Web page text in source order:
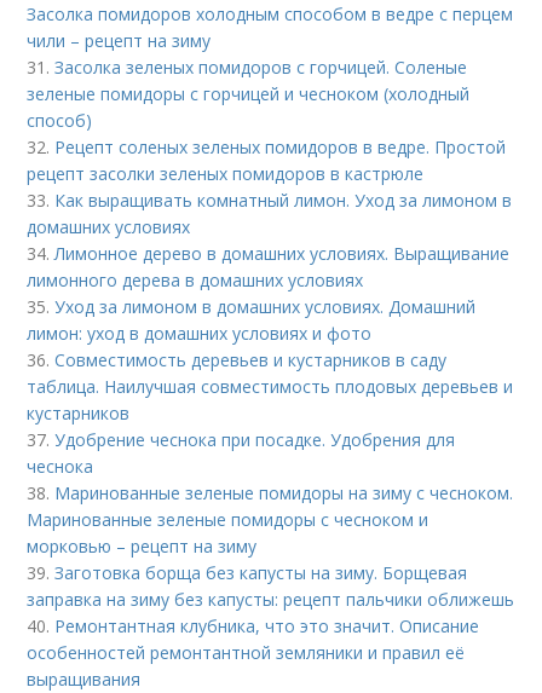
Засолка помидоров холодным способом в ведре с перцем
чили – рецепт на зиму
31.Засолка зеленых помидоров с горчицей. Соленые
зеленые помидоры с горчицей и чесноком (холодный
способ)
32. Рецепт соленых зеленых помидоров в ведре. Простой
рецепт засолки зеленых помидоров в кастрюле
33. Как выращивать комнатный лимон. Уход за лимоном в
домашних условиях
34.Лимонное дерево в домашних условиях. Выращивание
лимонного дерева в домашних условиях
35.Уход за лимоном в домашних условиях. Домашний
лимон: уход в домашних условиях и фото
36.Совместимость деревьев и кустарников в саду
таблица. Наилучшая совместимость плодовых деревьев и
кустарников
37.Удобрение чеснока при посадке. Удобрения для
чеснока
38. Маринованные зеленые помидоры на зиму с чесноком.
Маринованные зеленые помидоры с чесноком и
морковью – рецепт на зиму
39.Заготовка борща без капусты на зиму. Борщевая
заправка на зиму без капусты: рецепт пальчики оближешь
40. Ремонтантная клубника, что это значит. Описание
особенностей ремонтантной земляники и правил её
выращивания